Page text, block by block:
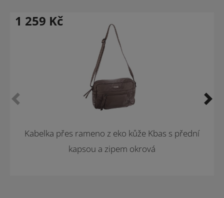
Kabelka přes rameno z eko kůže Kbas s přední
kapsou a zipem okrová
1 259 Kč